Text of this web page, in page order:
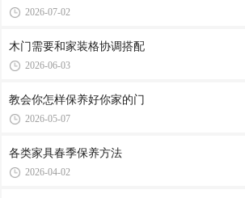
2026-07-02
木门需要和家装格协调搭配
2026-06-03
教会你怎样保养好你家的门
2026-05-07
各类家具春季保养方法
2026-04-02